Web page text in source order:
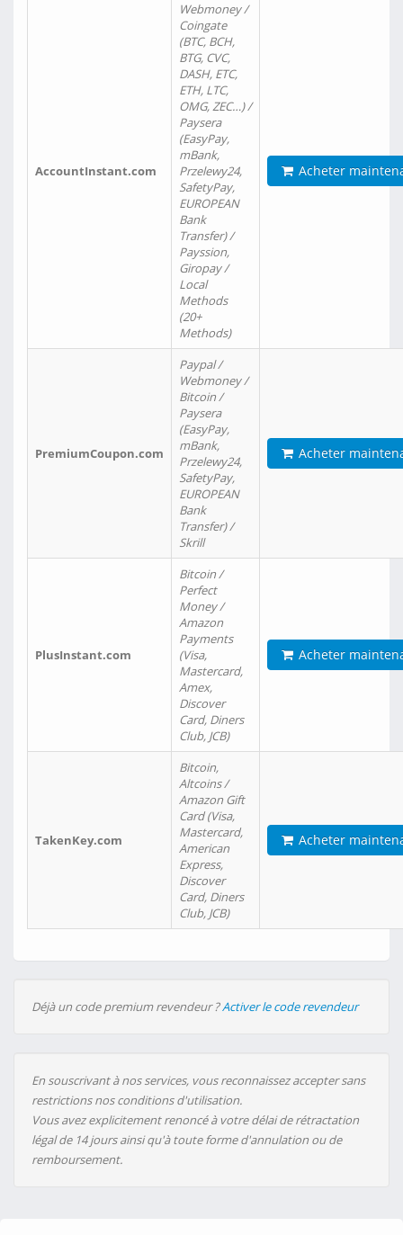
AccountInstant.com
Webmoney /
Coingate
(BTC, BCH,
BTG, CVC,
DASH, ETC,
ETH, LTC,
OMG, ZEC…) /
Paysera
(EasyPay,
mBank,
Przelewy24,
SafetyPay,
EUROPEAN
Bank
Transfer) /
Payssion,
Giropay /
Local
Methods
(20+
Methods)
Acheter
PremiumCoupon.com
Paypal /
Webmoney /
Bitcoin /
Paysera
(EasyPay,
mBank,
Przelewy24,
SafetyPay,
EUROPEAN
Bank
Transfer) /
Skrill
Acheter
PlusInstant.com
Bitcoin /
Perfect
Money /
Amazon
Payments
(Visa,
Mastercard,
Amex,
Discover
Card, Diners
Club, JCB)
Acheter
TakenKey.com
Bitcoin,
Altcoins /
Amazon Gift
Card (Visa,
Mastercard,
American
Express,
Discover
Card, Diners
Club, JCB)
Acheter
Déjà un code premium revendeur ?Activer le code revendeur
En souscrivant à nos services, vous reconnaissez accepter sans
restrictions nos conditions d'utilisation.
Vous avez explicitement renoncé à votre délai de rétractation
légal de 14 jours ainsi qu'à toute forme d'annulation ou de
remboursement.